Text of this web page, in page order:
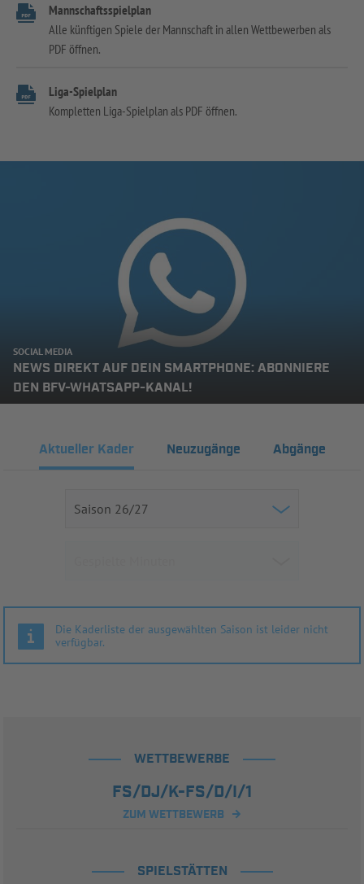
Mannschaftsspielplan
Alle künftigen Spiele der Mannschaft in allen Wettbewerben als
PDF öffnen.
Liga-Spielplan
Kompletten Liga-Spielplan als PDF öffnen.
SOCIAL MEDIA
NEWS DIREKT AUF DEIN SMARTPHONE: ABONNIERE
DEN BFV-WHATSAPP-KANAL!
Aktueller Kader Neuzugänge Abgänge
Die Kaderliste der ausgewählten Saison ist leider nicht
verfügbar.
WETTBEWERBE
FS/DJ/K-FS/D/I/1
ZUM WETTBEWERB
SPIELSTÄTTEN